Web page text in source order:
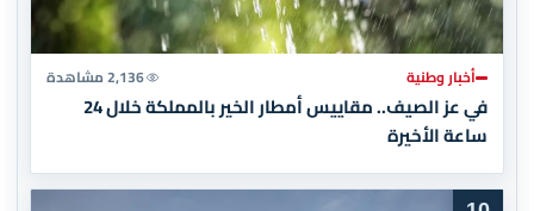
أخبار وطنية 2,136 مشاهدة
في عز الصيف.. مقاييس أمطار الخير بالمملكة خلال 24
ساعة الأخيرة